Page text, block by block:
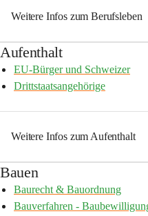
Weitere Infos zum Berufsleben
Aufenthalt
EU-Bürger und Schweizer
Drittstaatsangehörige
Weitere Infos zum Aufenthalt
Bauen
Baurecht & Bauordnung
Bauverfahren -